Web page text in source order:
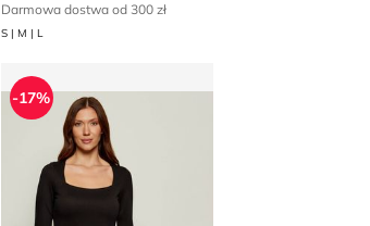
Darmowa dostwa od 300 zł
S | M | L
Sukienka jesienna HUGO
-17%